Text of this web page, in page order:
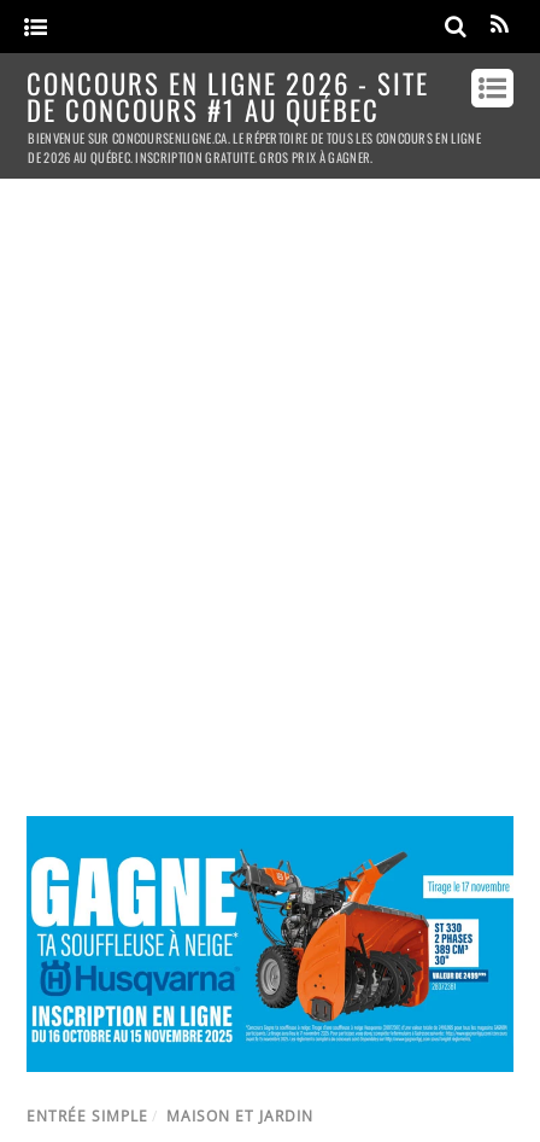
CONCOURS EN LIGNE 2026 - SITE
DE CONCOURS #1 AU QUÉBEC
BIENVENUE SUR CONCOURSENLIGNE.CA. LE RÉPERTOIRE DE TOUS LES CONCOURS EN LIGNE
DE 2026 AU QUÉBEC. INSCRIPTION GRATUITE. GROS PRIX À GAGNER.
ENTRÉE SIMPLE / MAISON ET JARDIN